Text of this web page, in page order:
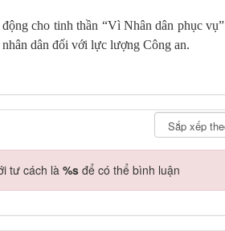
cho tinh thần “Vì Nhân dân phục
dân đối với lực lượng Công an.
tư cách là %s để có thể bình luận